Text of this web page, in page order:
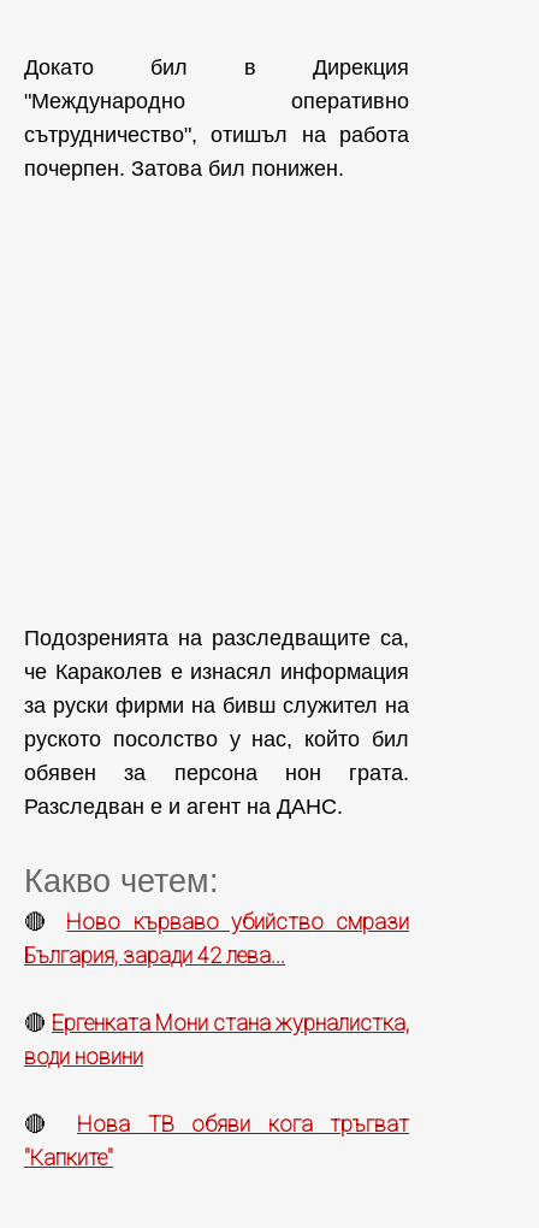
Докато бил в Дирекция
"Международно оперативно
сътрудничество", отишъл на работа
почерпен. Затова бил понижен.
Подозренията на разследващите са,
че Караколев е изнасял информация
за руски фирми на бивш служител на
руското посолство у нас, който бил
обявен за персона нон грата.
Разследван е и агент на ДАНС.
Какво четем:
🔴 Ново кърваво убийство смрази
България, заради 42 лева...
🔴 Ергенката Мони стана журналистка,
води новини
🔴 Нова ТВ обяви кога тръгват
"Капките"